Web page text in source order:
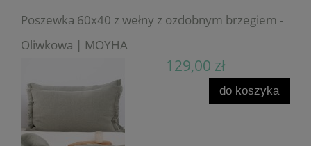
Poszewka 60x40 z wełny z ozdobnym brzegiem -
Oliwkowa | MOYHA
129,00 zł
do koszyka